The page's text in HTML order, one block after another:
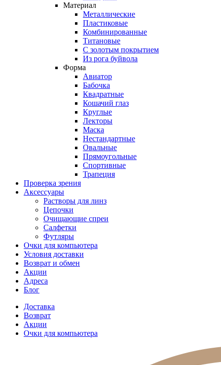
Материал
Металлические
Пластиковые
Комбинированные
Титановые
С золотым покрытием
Из рога буйвола
Форма
Авиатор
Бабочка
Квадратные
Кошачий глаз
Круглые
Лекторы
Маска
Нестандартные
Овальные
Прямоугольные
Спортивные
Трапеция
Проверка зрения
Аксессуары
Растворы для линз
Цепочки
Очищающие спреи
Салфетки
Футляры
Очки для компьютера
Условия доставки
Возврат и обмен
Акции
Адреса
Блог
Доставка
Возврат
Акции
Очки для компьютера